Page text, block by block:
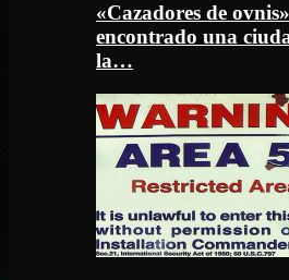
«Cazadores de
encontrado una
la…